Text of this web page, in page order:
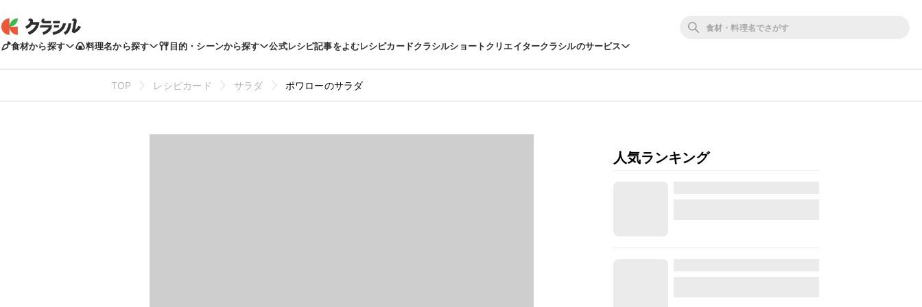
食材から探す 料理名から探す 目的・シーンから探す 公式レシピ記事をよむレシピカードクラシルショートクリエイタークラシルのサービス
TOP レシピカード サラダ ポワローのサラダ
人気ランキング